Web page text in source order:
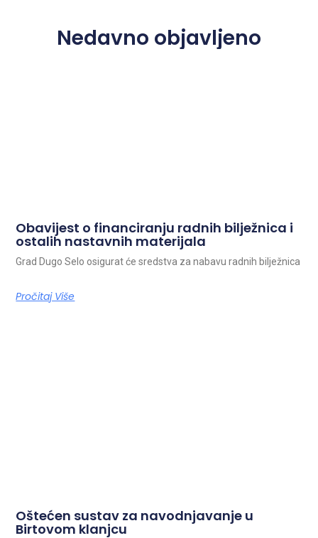
Nedavno objavljeno
Obavijest o financiranju radnih bilježnica i
ostalih nastavnih materijala
Grad Dugo Selo osigurat će sredstva za nabavu radnih bilježnica
Pročitaj Više
Oštećen sustav za navodnjavanje u
Birtovom klanjcu